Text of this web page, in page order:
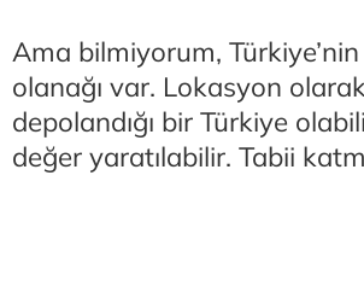
Ama bilmiyorum,
olanağı var. Lokasyon
depolandığı bir Türkiye
değer yaratılabilir. Tabii